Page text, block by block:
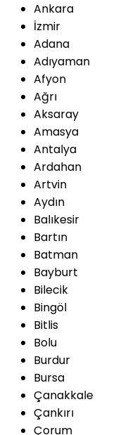
Ankara
İzmir
Adana
Adıyaman
Afyon
Ağrı
Aksaray
Amasya
Antalya
Ardahan
Artvin
Aydın
Balıkesir
Bartın
Batman
Bayburt
Bilecik
Bingöl
Bitlis
Bolu
Burdur
Bursa
Çanakkale
Çankırı
Çorum